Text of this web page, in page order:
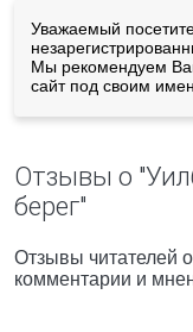
Уважаемый
Мы рекомендуем
сайт под своим
Отзывы о
берег"
Отзывы читателей
комментарии и